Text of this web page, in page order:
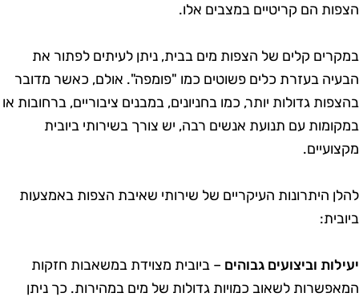
הם קריטיים במצבים אלו.
קלים של הצפות מים בבית, ניתן לעיתים לפתור את
בעזרת כלים פשוטים כמו "פומפה". אולם, כאשר מדובר
גדולות יותר, כמו בחניונים, במבנים ציבוריים, ברחובות או
עם תנועת אנשים רבה, יש צורך בשירותי ביובית
היתרונות העיקריים של שירותי שאיבת הצפות באמצעות
וביצועים גבוהים– ביובית מצוידת במשאבות חזקות
לשאוב כמויות גדולות של מים במהירות. כך ניתן